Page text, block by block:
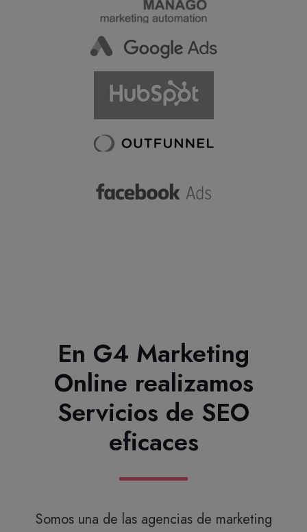
En G4 Marketing
Online realizamos
Servicios de SEO
eficaces
Somos una de las agencias de marketing